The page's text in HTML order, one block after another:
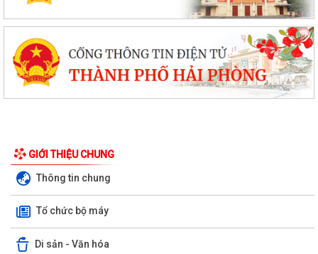
GIỚI THIỆU CHUNG
Thông tin chung
Tổ chức bộ máy
Di sản - Văn hóa